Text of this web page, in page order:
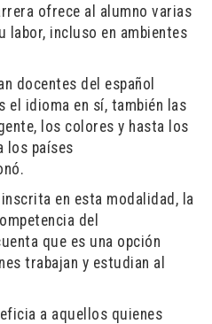
ofrece al alumno varias
labor, incluso en ambientes
docentes del español
el idioma en sí, también las
los colores y hasta los
los países
en esta modalidad, la
del
que es una opción
trabajan y estudian al
a aquellos quienes